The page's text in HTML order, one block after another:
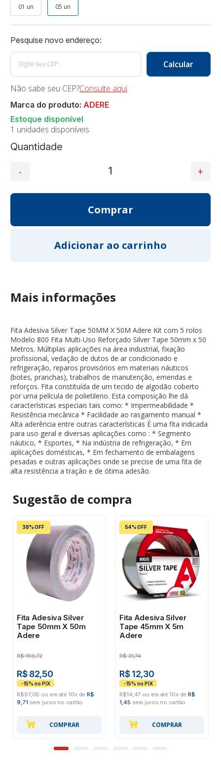
01 un 05 un
Quantidade
Não sabe seu CEP?Consulte aqui
1 unidades disponíveis
Marca do produto: ADERE
Mais informações
Fita Adesiva Silver Tape 50MM X 50M Adere Kit com 5 rolos
Modelo 800 Fita Multi-Uso Reforçado Silver Tape 50mm x 50
Metros. Múltiplas aplicações na área industrial, fixação
profissional, vedação de dutos de ar condicionado e
refrigeração, reparos provisórios em materiais náuticos
(botes, pranchas), trabalhos de manutenção, emendas e
reforços. Fita constituída de um tecido de algodão coberto
por uma película de polietileno. Esta composição lhe dá
características especiais tais como: * Impermeabilidade *
Resistência mecânica * Facilidade ao rasgamento manual *
Alta aderência entre outras características É uma fita indicada
para uso geral e diversas aplicações como : * Segmento
náutico, * Esportes, * Na indústria de refrigeração, * Em
aplicações domésticas, * Em fechamento de embalagens
pesadas e outras aplicações onde se precise de uma fita de
alta resistência a tração e de ótima adesão.
Sugestão de compra
38% OFF
Fita Adesiva Silver
Tape 50mm X 50m
Adere
R$ 156,72
R$ 82,50
R$97,06 ou em até 10x deR$
9,71 sem juros no cartão
COMPRAR
54% OFF
Fita Adesiva Silver
Tape 45mm X 5m
Adere
R$ 31,74
R$ 12,30
R$14,47 ou em até 10x deR$
1,45 sem juros no cartão
COMPRAR